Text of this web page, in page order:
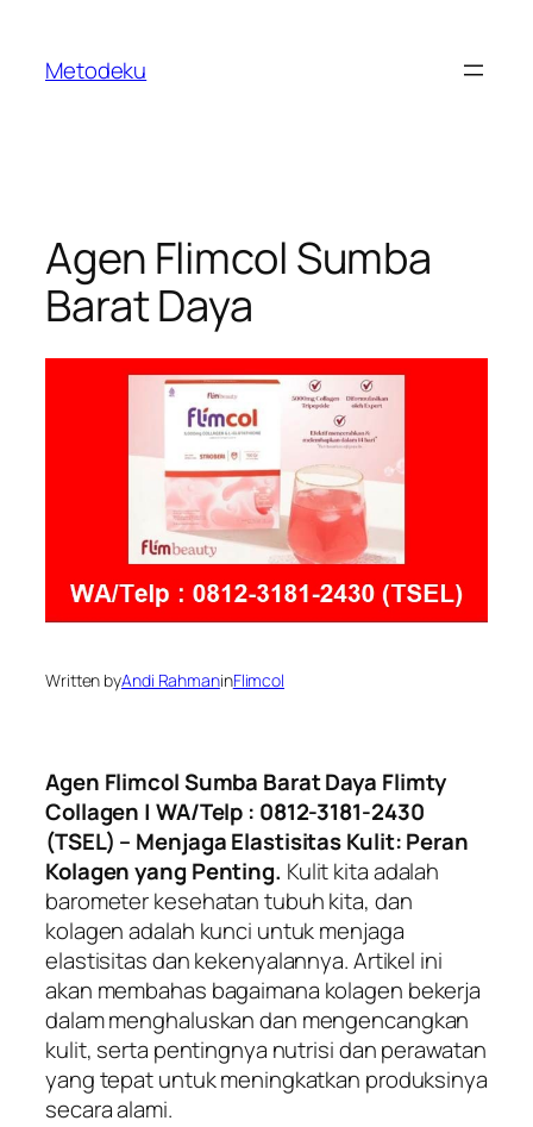
content
Metodeku
Agen Flimcol Sumba
Barat Daya
Written byAndi RahmaninFlimcol
Agen Flimcol Sumba Barat Daya Flimty
Collagen | WA/Telp : 0812-3181-2430
(TSEL) – Menjaga Elastisitas Kulit: Peran
Kolagen yang Penting. Kulit kita adalah
barometer kesehatan tubuh kita, dan
kolagen adalah kunci untuk menjaga
elastisitas dan kekenyalannya. Artikel ini
akan membahas bagaimana kolagen bekerja
dalam menghaluskan dan mengencangkan
kulit, serta pentingnya nutrisi dan perawatan
yang tepat untuk meningkatkan produksinya
secara alami.